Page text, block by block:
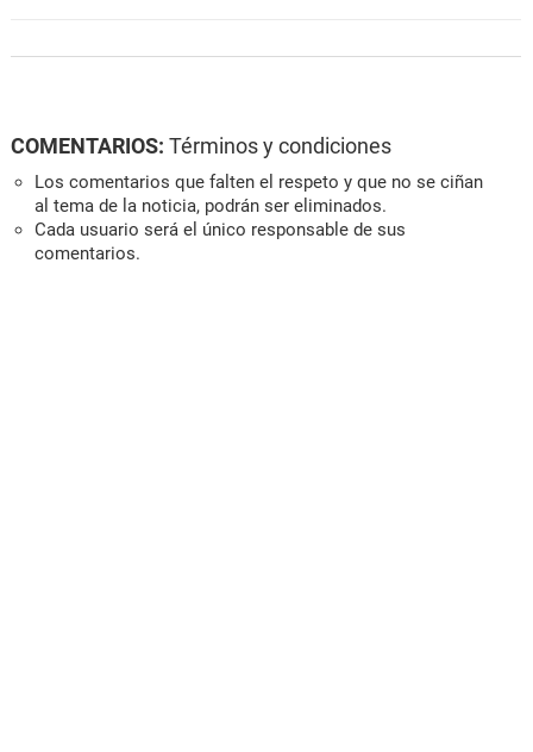
COMENTARIOS: Términos y condiciones
Los comentarios que falten el respeto y que no se ciñan
al tema de la noticia, podrán ser eliminados.
Cada usuario será el único responsable de sus
comentarios.